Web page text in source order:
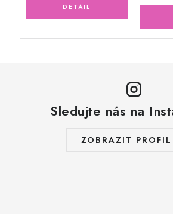
Sledujte nás na
ZOBRAZIT PROFIL